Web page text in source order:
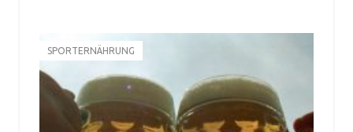
SPORTERNÄHRUNG